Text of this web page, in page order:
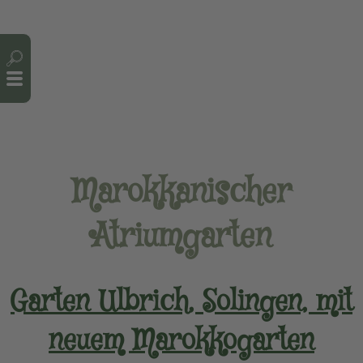
Marokkanischer
Atriumgarten
Garten Ulbrich, Solingen, mit
neuem Marokkogarten